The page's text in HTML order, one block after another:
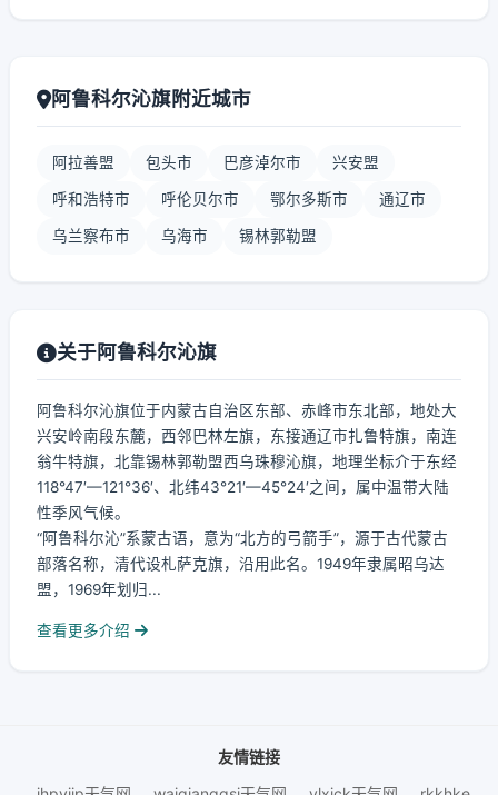
阿鲁科尔沁旗附近城市
阿拉善盟 包头市 巴彦淖尔市 兴安盟
呼和浩特市 呼伦贝尔市 鄂尔多斯市 通辽市
乌兰察布市 乌海市 锡林郭勒盟
关于阿鲁科尔沁旗
阿鲁科尔沁旗位于内蒙古自治区东部、赤峰市东北部，地处大
兴安岭南段东麓，西邻巴林左旗，东接通辽市扎鲁特旗，南连
翁牛特旗，北靠锡林郭勒盟西乌珠穆沁旗，地理坐标介于东经
118°47′—121°36′、北纬43°21′—45°24′之间，属中温带大陆
性季风气候。
“阿鲁科尔沁”系蒙古语，意为“北方的弓箭手”，源于古代蒙古
部落名称，清代设札萨克旗，沿用此名。1949年隶属昭乌达
盟，1969年划归...
查看更多介绍
友情链接